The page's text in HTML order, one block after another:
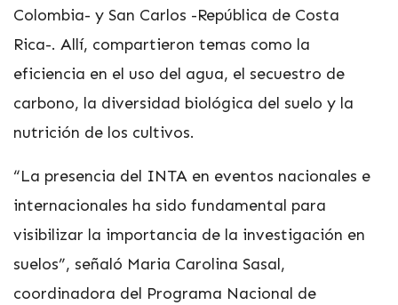
Colombia- y San Carlos -República de Costa
Rica-. Allí, compartieron temas como la
eficiencia en el uso del agua, el secuestro de
carbono, la diversidad biológica del suelo y la
nutrición de los cultivos.
“La presencia del INTA en eventos nacionales e
internacionales ha sido fundamental para
visibilizar la importancia de la investigación en
suelos”, señaló Maria Carolina Sasal,
coordinadora del Programa Nacional de